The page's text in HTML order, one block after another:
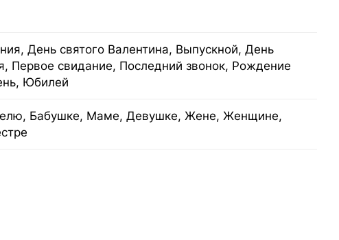
День святого Валентина, Выпускной, День
Первое свидание, Последний звонок, Рождение
Юбилей
Бабушке, Маме, Девушке, Жене, Женщине,